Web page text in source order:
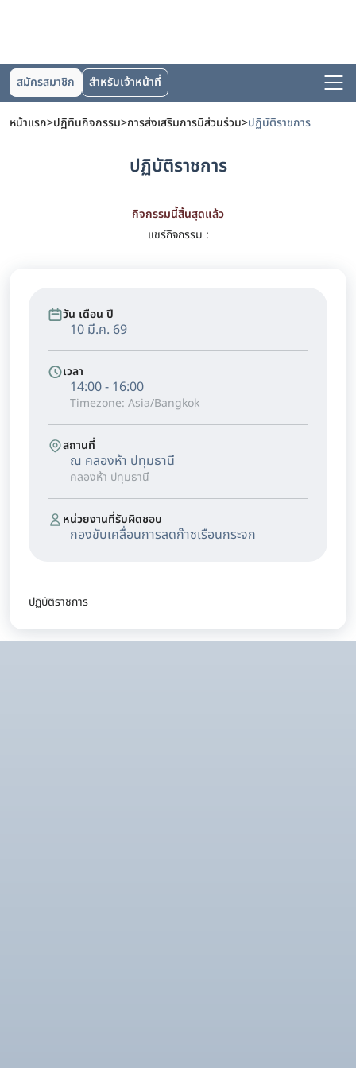
สมัครสมาชิก สำหรับเจ้าหน้าที่
หน้าแรก>ปฏิทินกิจกรรม>การส่งเสริมการมีส่วนร่วม>ปฏิบัติราชการ
ปฏิบัติราชการ
กิจกรรมนี้สิ้นสุดแล้ว
แชร์กิจกรรม :
วัน เดือน ปี
10 มี.ค. 69
เวลา
14:00 - 16:00
Timezone: Asia/Bangkok
สถานที่
ณ คลองห้า ปทุมธานี
คลองห้า ปทุมธานี
หน่วยงานที่รับผิดชอบ
กองขับเคลื่อนการลดก๊าซเรือนกระจก
ปฏิบัติราชการ